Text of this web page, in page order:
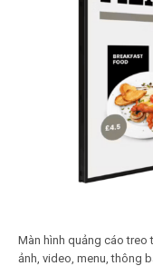
Màn hình quảng cáo treo
ảnh, video, menu, thông